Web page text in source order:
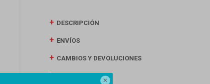

DESCRIPCIÓN
ENVÍOS
CAMBIOS Y DEVOLUCIONES
MEDIOS DE PAGO